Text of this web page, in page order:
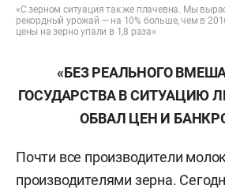
«С зерном ситуация так же плачевна. Мы
рекордный урожай — на 10% больше, чем в
цены на зерно упали в 1,8 раза»
«БЕЗ РЕАЛЬНОГО
ГОСУДАРСТВА В СИТУАЦИЮ
ОБВАЛ ЦЕН И
Почти все производители
производителями зерна.